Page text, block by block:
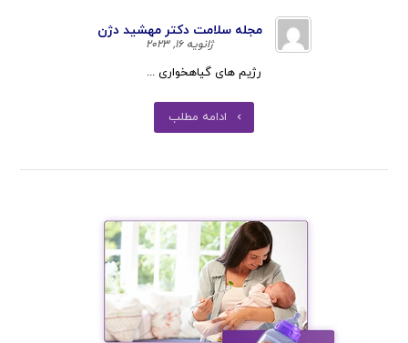
مجله سلامت دکتر مهشید دژن
ژانویه ۱۶, ۲۰۲۳
رژیم های گیاهخواری ...
ادامه مطلب